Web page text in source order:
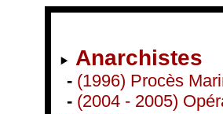
Anarchistes
- (1996) Procès
- (2004 - 2005)